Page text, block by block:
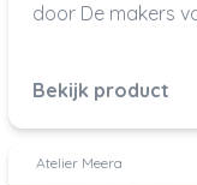
door De makers
Bekijk product
Atelier Meera